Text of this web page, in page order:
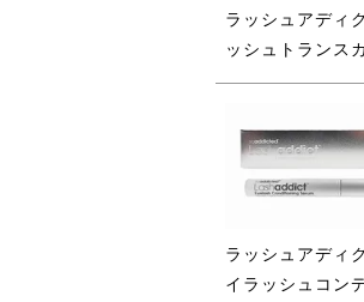
ラッシュアディ
ッシュトランス
ラッシュアディ
イラッシュコン